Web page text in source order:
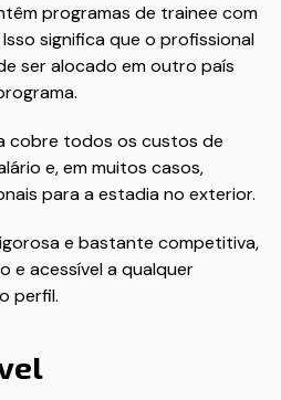
programas de trainee com
significa que o profissional
ser alocado em outro país
cobre todos os custos de
e, em muitos casos,
para a estadia no exterior.
e bastante competitiva,
e acessível a qualquer
perfil.